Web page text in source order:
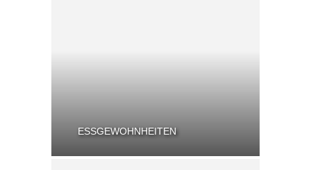
ESSGEWOHNHEITEN